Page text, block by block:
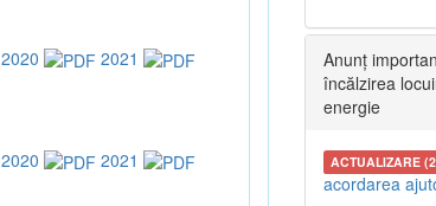
2020
2021
2020
2021
Anunț
încălzirea
energie
ACTUALIZARE
acordarea